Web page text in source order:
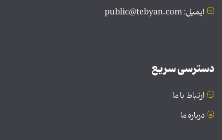
ایمیل: public@tebyan.com
دسترسی سریع
ارتباط با ما
درباره ما